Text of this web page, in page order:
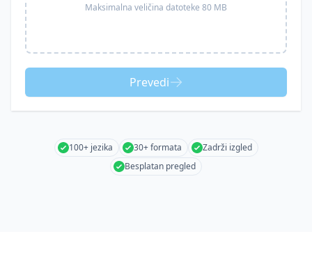
Maksimalna veličina datoteke 80 MB
Prevedi
100+ jezika 30+ formata
Zadrži izgled
Besplatan pregled